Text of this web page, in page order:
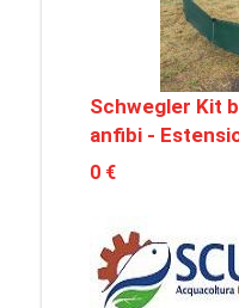
Schwegler Kit
anfibi -
0 €